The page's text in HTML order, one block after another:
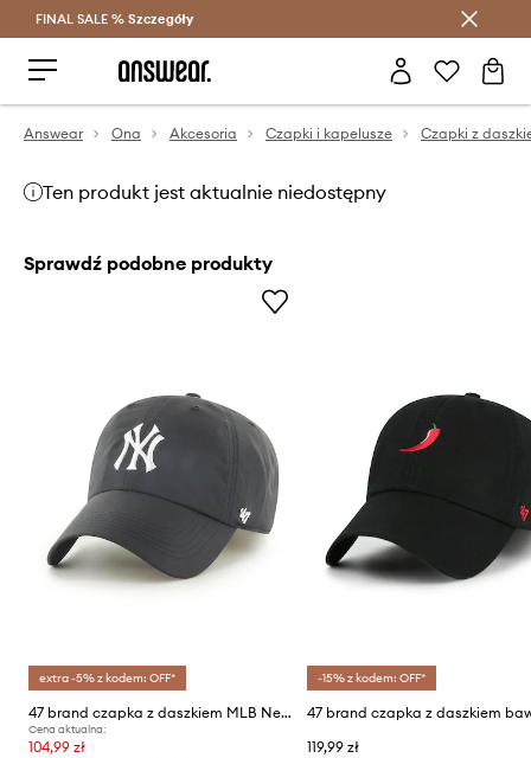
Oszczędzaj z Answear Club >
FINAL SALE % Szczegóły
Answear Ona Akcesoria Czapki i kapelusze Czapki z
Ten produkt jest aktualnie niedostępny
Sprawdź podobne produkty
extra -5% z kodem: OFF*
47 brand czapka z daszkiem MLB New York Yankees
Cena aktualna:
104,99 zł
-15% z kodem: OFF*
119,99 zł